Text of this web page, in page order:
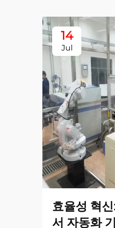
14
Jul
효율성 혁
서 자동화